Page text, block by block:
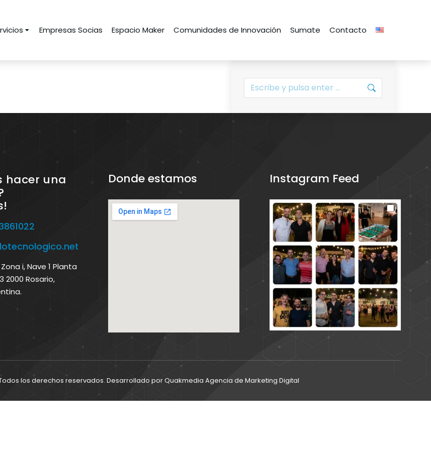
Empresas Socias Espacio Maker Comunidades de Innovación Sumate Contacto
hacer una
i, Nave 1 Planta
2000 Rosario,
Donde estamos Instagram Feed
los derechos reservados. Desarrollado porQuakmedia Agencia de Marketing Digital